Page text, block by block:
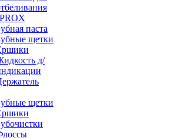
паста
щетки
д/
щетки